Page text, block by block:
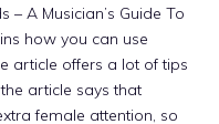
A Musician’s Guide To
how you can use
article offers a lot of tips
article says that
female attention, so